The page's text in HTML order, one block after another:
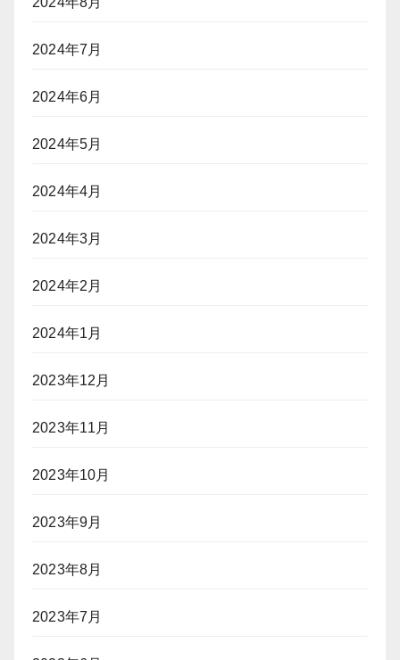
2024年7月
2024年6月
2024年5月
2024年4月
2024年3月
2024年2月
2024年1月
2023年12月
2023年11月
2023年10月
2023年9月
2023年8月
2023年7月